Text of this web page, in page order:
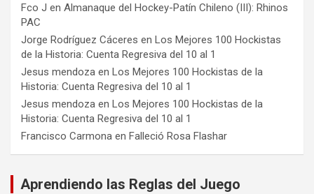
Fco J en Almanaque del Hockey-Patín Chileno (III): Rhinos
PAC
Jorge Rodríguez Cáceres en Los Mejores 100 Hockistas
de la Historia: Cuenta Regresiva del 10 al 1
Jesus mendoza en Los Mejores 100 Hockistas de la
Historia: Cuenta Regresiva del 10 al 1
Jesus mendoza en Los Mejores 100 Hockistas de la
Historia: Cuenta Regresiva del 10 al 1
Francisco Carmona en Falleció Rosa Flashar
Aprendiendo las Reglas del Juego